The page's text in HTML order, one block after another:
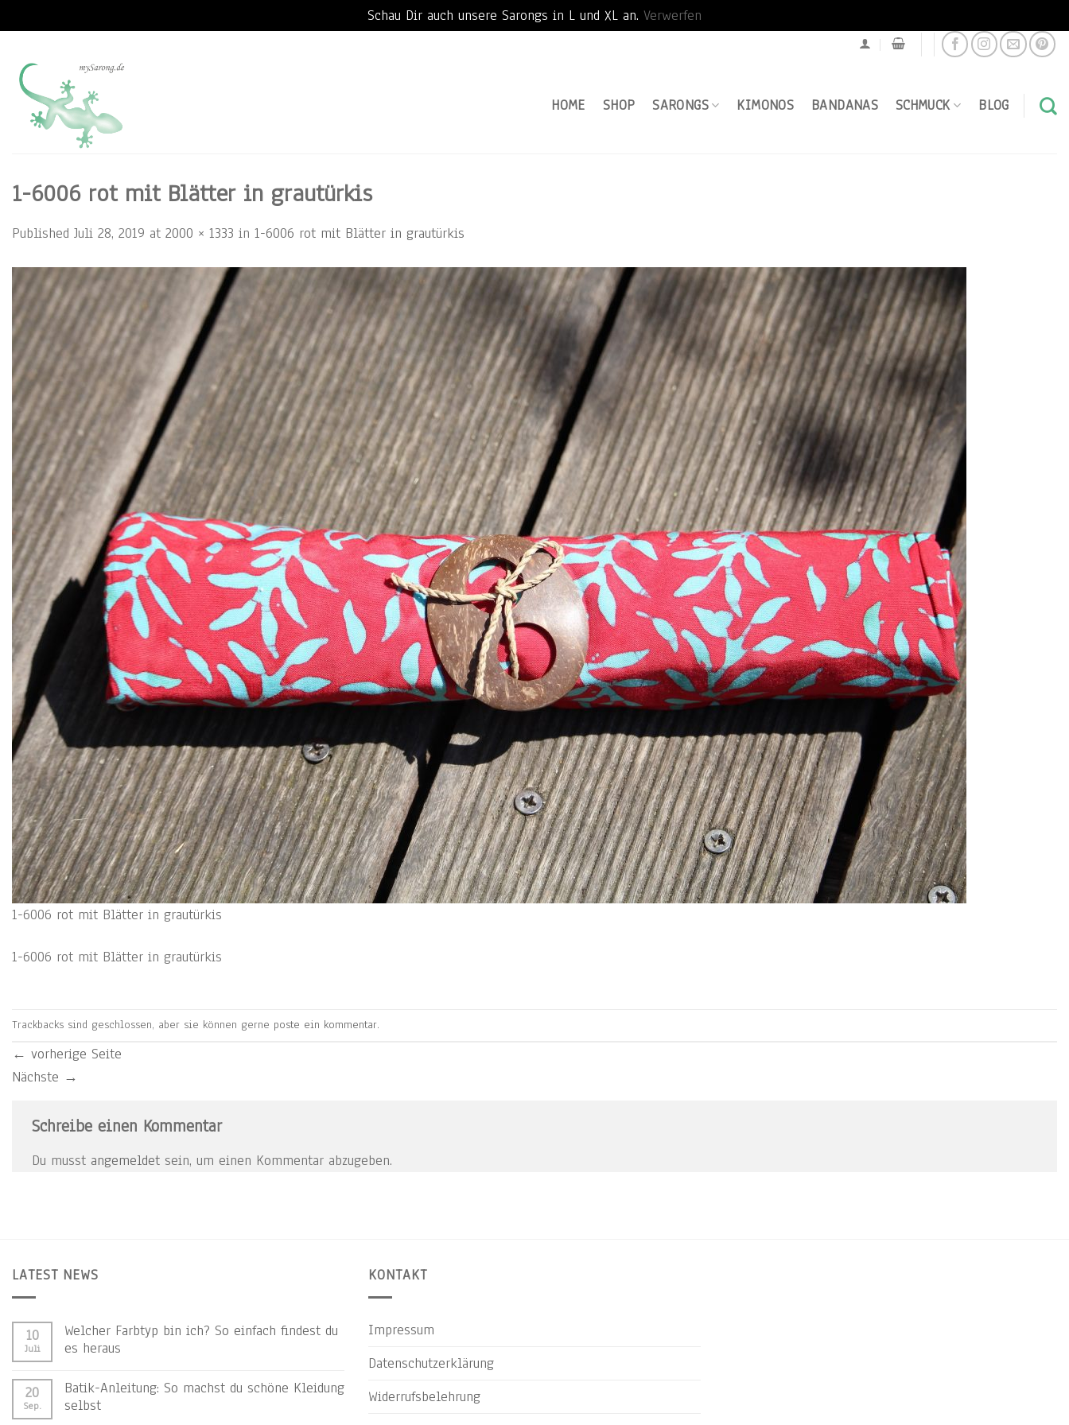
Schau Dir auch unsere Sarongs in L und XL an. Verwerfen
content
HOME
SHOP SARONGS KIMONOS BANDANAS SCHMUCK BLOG
1-6006 rot mit Blätter in grautürkis
Published Juli 28, 2019 at 2000 × 1333 in 1-6006 rot mit Blätter in grautürkis
1-6006 rot mit Blätter in grautürkis
1-6006 rot mit Blätter in grautürkis
Trackbacks sind geschlossen, aber sie können gerne poste ein kommentar.
← vorherige Seite
Nächste →
Schreibe einen Kommentar
Du musst angemeldet sein, um einen Kommentar abzugeben.
LATEST NEWS
10
Juli
Welcher Farbtyp bin ich? So einfach findest du
es heraus
20
Sep.
Batik-Anleitung: So machst du schöne Kleidung
selbst
KONTAKT
Impressum
Datenschutzerklärung
Widerrufsbelehrung